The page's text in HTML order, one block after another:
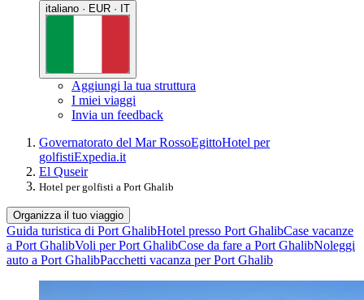
italiano · EUR · IT
Aggiungi la tua struttura
I miei viaggi
Invia un feedback
Governatorato del Mar RossoEgittoHotel per
golfistiExpedia.it
El Quseir
Hotel per golfisti a Port Ghalib
Organizza il tuo viaggio
Guida turistica di Port GhalibHotel presso Port GhalibCase vacanze
a Port GhalibVoli per Port GhalibCose da fare a Port GhalibNoleggi
auto a Port GhalibPacchetti vacanza per Port Ghalib